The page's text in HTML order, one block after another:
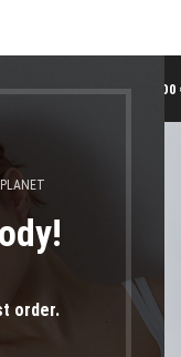
order.
0,00